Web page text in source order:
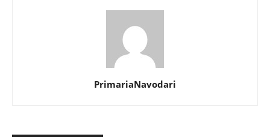
PrimariaNavodari